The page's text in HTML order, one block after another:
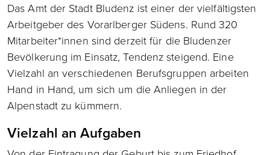
Das Amt der Stadt Bludenz ist einer der vielfältigsten
Arbeitgeber des Vorarlberger Südens. Rund 320
Mitarbeiter*innen sind derzeit für die Bludenzer
Bevölkerung im Einsatz, Tendenz steigend. Eine
Vielzahl an verschiedenen Berufsgruppen arbeiten
Hand in Hand, um sich um die Anliegen in der
Alpenstadt zu kümmern.
Vielzahl an Aufgaben